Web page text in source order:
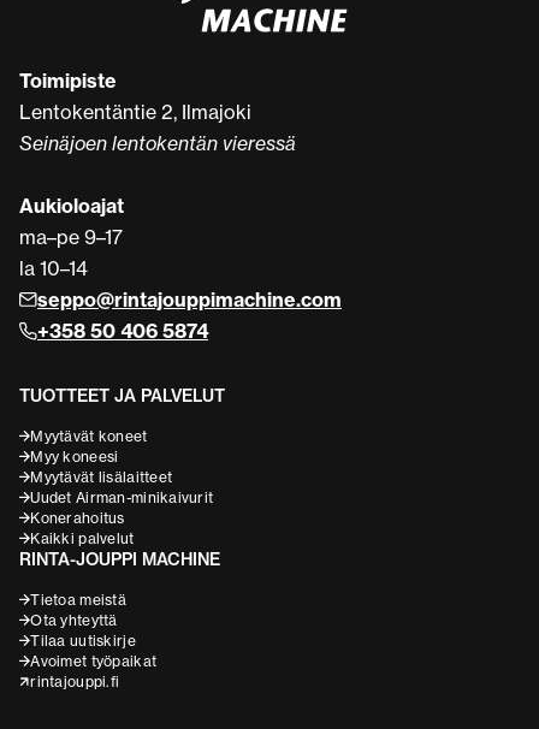
Toimipiste
Lentokentäntie 2, Ilmajoki
Seinäjoen lentokentän vieressä
Aukioloajat
ma–pe 9–17
la 10–14
seppo@rintajouppimachine.com
+358 50 406 5874
TUOTTEET JA PALVELUT
Myytävät koneet
Myy koneesi
Myytävät lisälaitteet
Uudet Airman-minikaivurit
Konerahoitus
Kaikki palvelut
RINTA-JOUPPI MACHINE
Tietoa meistä
Ota yhteyttä
Tilaa uutiskirje
Avoimet työpaikat
rintajouppi.fi